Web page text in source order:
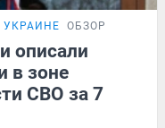
ОБЗОР
описали
в зоне
СВО за 7